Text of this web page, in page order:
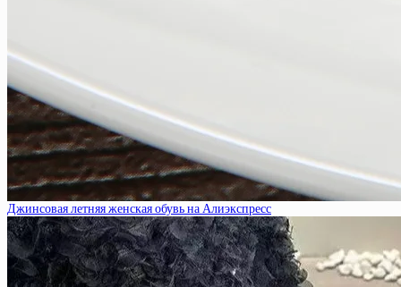
Джинсовая летняя женская обувь на Алиэкспресс